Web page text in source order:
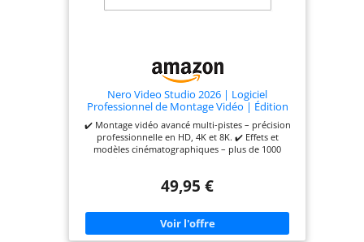
Nero Video Studio 2026 | Logiciel
Professionnel de Montage Vidéo | Édition
Multi-Pistes 4K 8K | 1000+ Effets et
Templates | Motion Tracking et Fond Vert |
Licence à Vie | Win 11/10/8/7
✔️ Montage vidéo avancé multi-pistes – précision
professionnelle en HD, 4K et 8K. ✔️ Effets et
modèles cinématographiques – plus de 1000
workflow complet jusqu’au Blu-ray. ✔️ Outils pour
PiP et support vidéo vertical. ✔️ Licence à vie pour
1 PC – sans abonnement, compatible Windows 11
/ 10 / 8 / 7.
49,95 €